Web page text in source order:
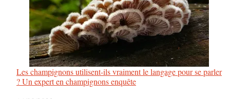
Les champignons utilisent-ils vraiment le langage pour se parler
? Un expert en champignons enquête